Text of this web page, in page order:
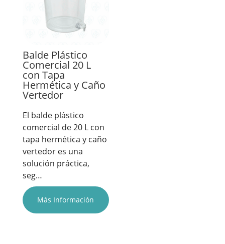
Balde Plástico
Comercial 20 L
con Tapa
Hermética y Caño
Vertedor
El balde plástico
comercial de 20 L con
tapa hermética y caño
vertedor es una
solución práctica,
seg…
Más Información